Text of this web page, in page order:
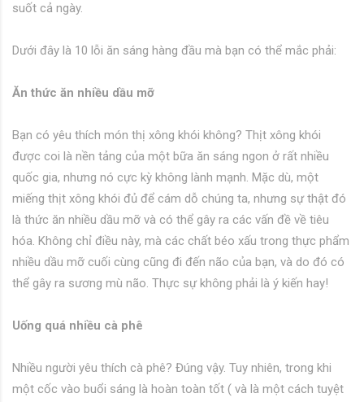
suốt cả ngày.
Dưới đây là 10 lỗi ăn sáng hàng đầu mà bạn có thể mắc phải:
Ăn thức ăn nhiều dầu mỡ
Bạn có yêu thích món thị xông khói không? Thịt xông khói
được coi là nền tảng của một bữa ăn sáng ngon ở rất nhiều
quốc gia, nhưng nó cực kỳ không lành mạnh. Mặc dù, một
miếng thịt xông khói đủ để cám dỗ chúng ta, nhưng sự thật đó
là thức ăn nhiều dầu mỡ và có thể gây ra các vấn đề về tiêu
hóa. Không chỉ điều này, mà các chất béo xấu trong thực phẩm
nhiều dầu mỡ cuối cùng cũng đi đến não của bạn, và do đó có
thể gây ra sương mù não. Thực sự không phải là ý kiến hay!
Uống quá nhiều cà phê
Nhiều người yêu thích cà phê? Đúng vậy. Tuy nhiên, trong khi
một cốc vào buổi sáng là hoàn toàn tốt ( và là một cách tuyệt